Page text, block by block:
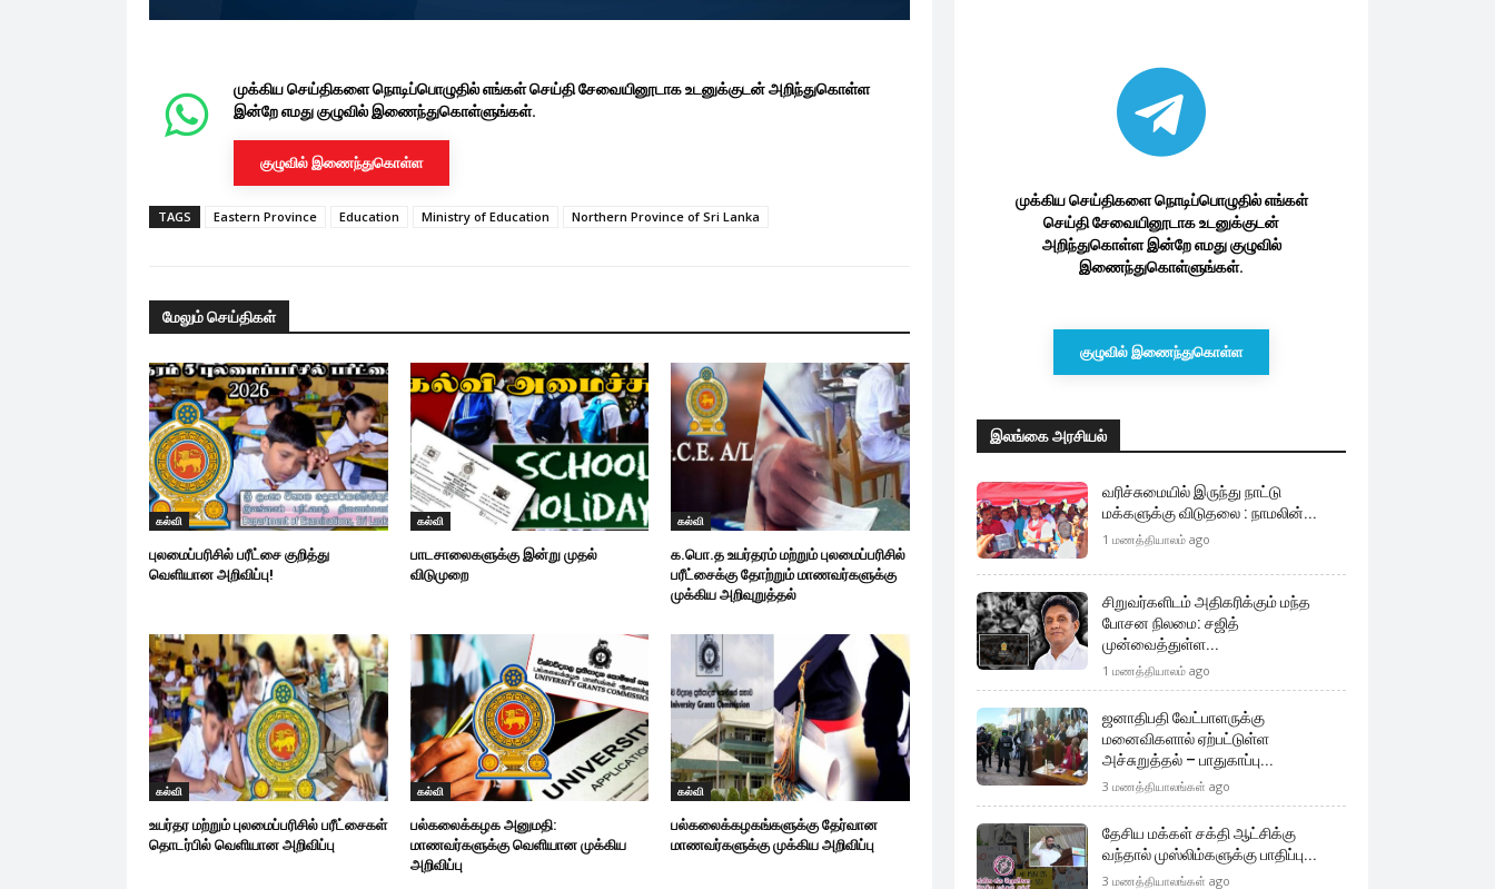
முக்கிய செய்திகளை நொடிப்பொழுதில் எங்கள் செய்தி சேவையினூடாக உடனுக்குடன் அறிந்துகொள்ள
இன்றே எமது குழுவில் இணைந்துகொள்ளுங்கள்.
குழுவில் இணைந்துகொள்ள
TAGS Eastern Province Education Ministry of Education Northern Province of Sri Lanka
மேலும் செய்திகள்
கல்வி
புலமைப்பரிசில் பரீட்சை குறித்து
வெளியான அறிவிப்பு!
கல்வி
பாடசாலைகளுக்கு இன்று முதல்
விடுமுறை
கல்வி
க.பொ.த உயர்தரம் மற்றும் புலமைப்பரிசில்
பரீட்சைக்கு தோற்றும் மாணவர்களுக்கு
முக்கிய அறிவுறுத்தல்
கல்வி
உயர்தர மற்றும் புலமைப்பரிசில் பரீட்சைகள்
தொடர்பில் வெளியான அறிவிப்பு
கல்வி
பல்கலைக்கழக அனுமதி:
மாணவர்களுக்கு வெளியான முக்கிய
அறிவிப்பு
கல்வி
பல்கலைக்கழகங்களுக்கு தேர்வான
மாணவர்களுக்கு முக்கிய அறிவிப்பு
முக்கிய செய்திகளை நொடிப்பொழுதில் எங்கள்
செய்தி சேவையினூடாக உடனுக்குடன்
அறிந்துகொள்ள இன்றே எமது குழுவில்
இணைந்துகொள்ளுங்கள்.
குழுவில் இணைந்துகொள்ள
இலங்கை அரசியல்
வரிச்சுமையில் இருந்து நாட்டு
மக்களுக்கு விடுதலை : நாமலின்...
1 மணத்தியாலம் ago
சிறுவர்களிடம் அதிகரிக்கும் மந்த
போசன நிலமை: சஜித்
முன்வைத்துள்ள...
1 மணத்தியாலம் ago
ஜனாதிபதி வேட்பாளருக்கு
மனைவிகளால் ஏற்பட்டுள்ள
அச்சுறுத்தல் – பாதுகாப்பு...
3 மணத்தியாலங்கள் ago
தேசிய மக்கள் சக்தி ஆட்சிக்கு
வந்தால் முஸ்லிம்களுக்கு பாதிப்பு...
3 மணத்தியாலங்கள் ago